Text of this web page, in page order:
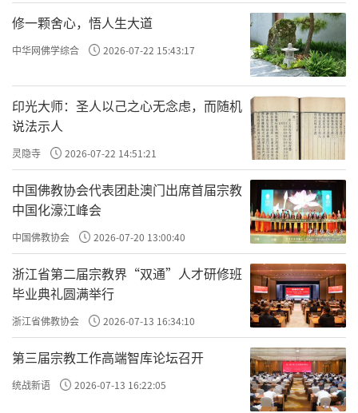
一、三论宗：缘起性空，破邪显正
三论宗依龙树的《中论》、《十二门论》
和提婆的《百论》等三部论书立宗。此宗的学
统，在印度的初祖是龙树菩萨，在中国的谱系
是鸠摩罗什—僧肇—僧朗—僧诠—法朗—吉藏。
三论宗印度初祖龙树是释迦牟尼圆寂后第一个
重要的大乘佛教学者。其《中论》、《十二门
论》等，发挥缘起性空的学说，为大乘佛学建
立了牢固的理论基础。三论宗中国初祖鸠摩罗
什大师本印度人，长于龟兹（今新疆境内），
出家后，精通大乘经论。罗什于后秦弘始三年
（401）来到长安，在逍遥园翻译经典，姚兴待
以国师之礼，四方义学沙门闻风而至。罗什大
师前后翻译经律论多部，其中最为著名的有
《法华经》、《维摩诘经》、《阿弥陀经》、
修一颗舍心，悟人生大道
中华网佛学综合 2026-07-22 15:43:17
印光大师：圣人以己之心无念虑，而随机
说法示人
灵隐寺 2026-07-22 14:51:21
中国佛教协会代表团赴澳门出席首届宗教
中国化濠江峰会
中国佛教协会 2026-07-20 13:00:40
浙江省第二届宗教界“双通”人才研修班
毕业典礼圆满举行
浙江省佛教协会 2026-07-13 16:34:10
第三届宗教工作高端智库论坛召开
统战新语 2026-07-13 16:22:05